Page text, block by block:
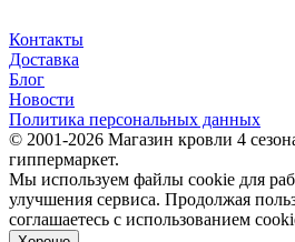
Контакты
Доставка
Блог
Новости
Политика персональных данных
© 2001-2026 Магазин кровли 4
гиппермаркет.
Мы используем файлы cookie для
улучшения сервиса. Продолжая
соглашаетесь с использованием